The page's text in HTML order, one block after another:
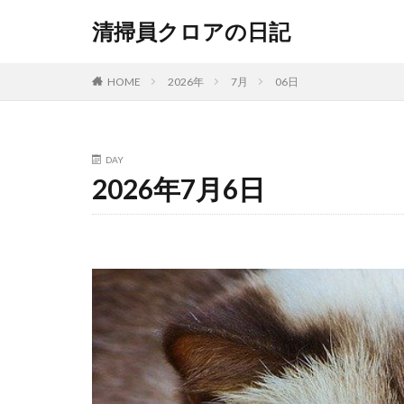
清掃員クロアの日記
HOME 2026年 7月 06日
DAY
2026年7月6日